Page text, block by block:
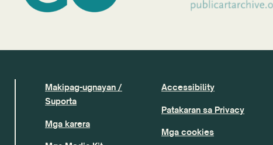
Makipag-ugnayan /
Suporta
Mga karera
Accessibility
Patakaran sa Privacy
Mga cookies